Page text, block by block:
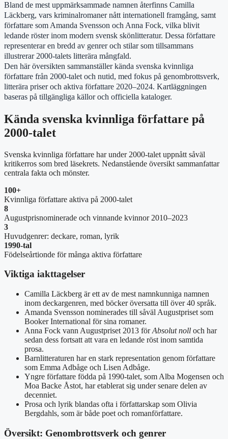
Bland de mest uppmärksammade namnen återfinns Camilla
Läckberg, vars kriminalromaner nått internationell framgång, samt
författare som Amanda Svensson och Anna Fock, vilka blivit
ledande röster inom modern svensk skönlitteratur. Dessa författare
representerar en bredd av genrer och stilar som tillsammans
illustrerar 2000-talets litterära mångfald.
Den här översikten sammanställer kända svenska kvinnliga
författare från 2000-talet och nutid, med fokus på genombrottsverk,
litterära priser och aktiva författare 2020–2024. Kartläggningen
baseras på tillgängliga källor och officiella kataloger.
Kända svenska kvinnliga författare på
2000-talet
Svenska kvinnliga författare har under 2000-talet uppnått såväl
kritikerros som bred läsekrets. Nedanstående översikt sammanfattar
centrala fakta och mönster.
100+
Kvinnliga författare aktiva på 2000-talet
8
Augustprisnominerade och vinnande kvinnor 2010–2023
3
Huvudgenrer: deckare, roman, lyrik
1990-tal
Födelseårtionde för många aktiva författare
Viktiga iakttagelser
Camilla Läckberg är ett av de mest namnkunniga namnen
inom deckargenren, med böcker översatta till över 40 språk.
Amanda Svensson nominerades till såväl Augustpriset som
Booker International för sina romaner.
Anna Fock vann Augustpriset 2013 förAbsolut noll och har
sedan dess fortsatt att vara en ledande röst inom samtida
prosa.
Barnlitteraturen har en stark representation genom författare
som Emma Adbåge och Lisen Adbåge.
Yngre författare födda på 1990-talet, som Alba Mogensen och
Moa Backe Åstot, har etablerat sig under senare delen av
decenniet.
Prosa och lyrik blandas ofta i författarskap som Olivia
Bergdahls, som är både poet och romanförfattare.
Översikt: Genombrottsverk och genrer